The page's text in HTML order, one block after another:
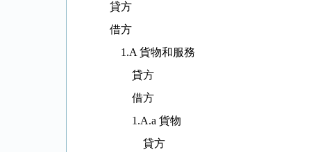
貸方
借方
1.A 貨物和服務
貸方
借方
1.A.a 貨物
貸方